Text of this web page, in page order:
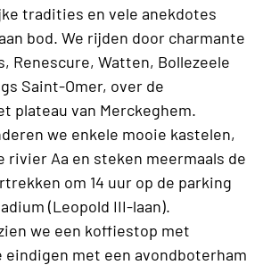
tradities en vele anekdotes
bod. We rijden door charmante
Renescure, Watten, Bollezeele
Saint-Omer, over de
plateau van Merckeghem.
we enkele mooie kastelen,
rivier Aa en steken meermaals de
om 14 uur op de parking
(Leopold III-laan).
we een koffiestop met
eindigen met een avondboterham